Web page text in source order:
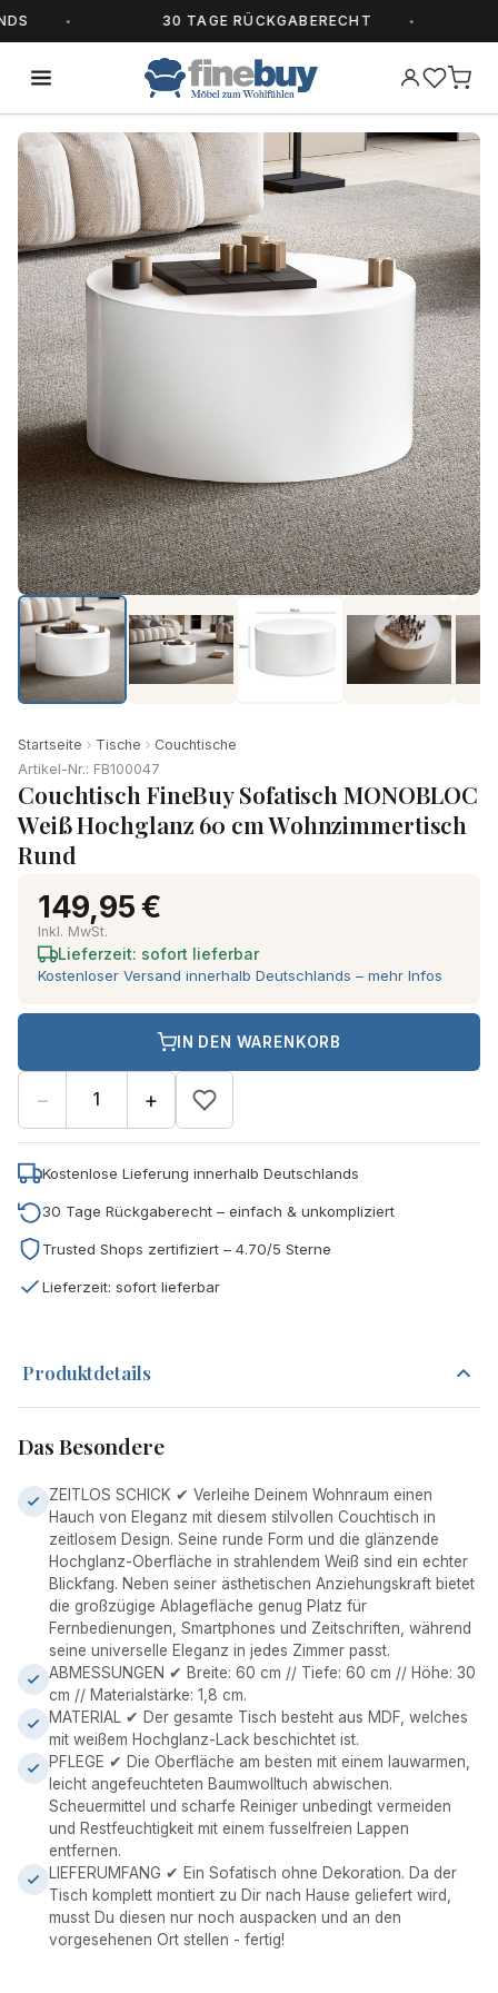
30 TAGE RÜCKGABERECHT
Startseite Tische
Couchtische
Artikel-Nr.: FB100047
Couchtisch FineBuy Sofatisch MONOBLOC
Weiß Hochglanz 60 cm Wohnzimmertisch
Rund
149,95 €
Inkl. MwSt.
Lieferzeit: sofort lieferbar
Kostenloser Versand innerhalb Deutschlands – mehr Infos
− +
IN DEN WARENKORB
Kostenlose Lieferung innerhalb Deutschlands
30 Tage Rückgaberecht – einfach & unkompliziert
Trusted Shops zertifiziert – 4.70/5 Sterne
Lieferzeit: sofort lieferbar
Produktdetails
Das Besondere
ZEITLOS SCHICK ✔ Verleihe Deinem Wohnraum einen
Hauch von Eleganz mit diesem stilvollen Couchtisch in
zeitlosem Design. Seine runde Form und die glänzende
Hochglanz-Oberfläche in strahlendem Weiß sind ein echter
Blickfang. Neben seiner ästhetischen Anziehungskraft bietet
die großzügige Ablagefläche genug Platz für
Fernbedienungen, Smartphones und Zeitschriften, während
seine universelle Eleganz in jedes Zimmer passt.
ABMESSUNGEN ✔ Breite: 60 cm // Tiefe: 60 cm // Höhe: 30
cm // Materialstärke: 1,8 cm.
MATERIAL ✔ Der gesamte Tisch besteht aus MDF, welches
mit weißem Hochglanz-Lack beschichtet ist.
PFLEGE ✔ Die Oberfläche am besten mit einem lauwarmen,
leicht angefeuchteten Baumwolltuch abwischen.
Scheuermittel und scharfe Reiniger unbedingt vermeiden
und Restfeuchtigkeit mit einem fusselfreien Lappen
entfernen.
LIEFERUMFANG ✔ Ein Sofatisch ohne Dekoration. Da der
Tisch komplett montiert zu Dir nach Hause geliefert wird,
musst Du diesen nur noch auspacken und an den
vorgesehenen Ort stellen - fertig!